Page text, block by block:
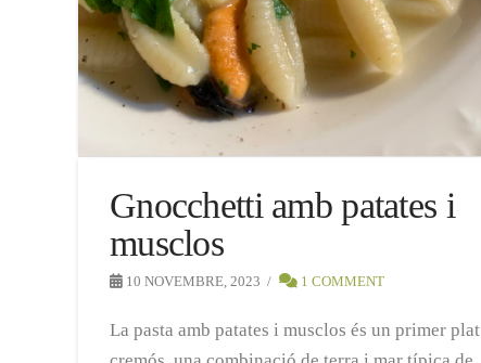
Gnocchetti amb patates i
musclos
10 NOVEMBRE, 2023 1 COMMENT
La pasta amb patates i musclos és un primer plat